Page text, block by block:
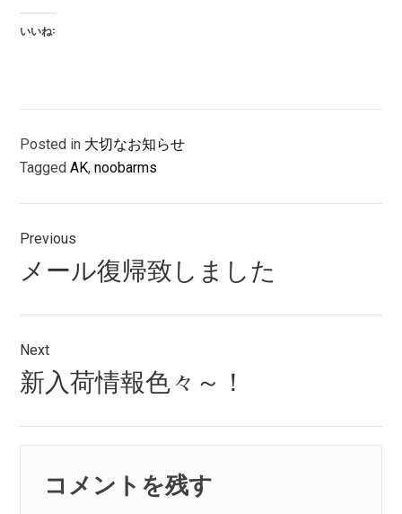
いいね:
Posted in 大切なお知らせ
TaggedAK,noobarms
投
稿
ナ
ビ
ゲ
ー
シ
ョ
ン
Previous
Previous
post:
メール復帰致しました
Next
Next
post:
新入荷情報色々～！
コメントを残す